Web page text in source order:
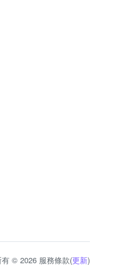
© 2026 服務條款(更新)